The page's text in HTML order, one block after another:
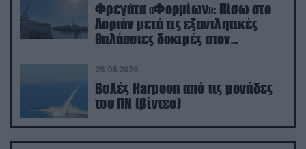
Φρεγάτα «Φορμίων»: Πίσω στο
Λοριάν μετά τις εξαντλητικές
θαλάσσιες δοκιμές στον
απαιτητικό Βισκαϊκό
25.06.2026
Βολές Harpoon από τις μονάδες
του ΠΝ (βίντεο)